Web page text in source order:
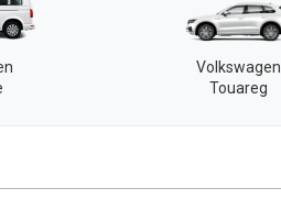
Volkswagen
Touareg